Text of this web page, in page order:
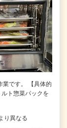
業です。 【具体的
ト惣菜パックを
り異なる